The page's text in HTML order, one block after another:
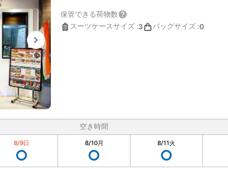
保管できる荷物数
スーツケースサイズ :3 バッグサイズ :0
空き時間
8/9日 8/10月 8/11火